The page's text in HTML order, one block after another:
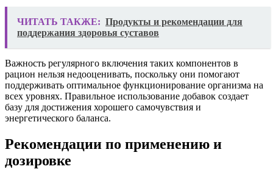
ЧИТАТЬ ТАКЖЕ: Продукты и рекомендации для
поддержания здоровья суставов
Важность регулярного включения таких компонентов в
рацион нельзя недооценивать, поскольку они помогают
поддерживать оптимальное функционирование организма на
всех уровнях. Правильное использование добавок создает
базу для достижения хорошего самочувствия и
энергетического баланса.
Рекомендации по применению и
дозировке